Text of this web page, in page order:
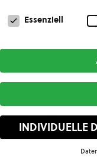
Bio-Info – Das
Grundlagen
Betrieb.
Essenziell
INDIVIDUELLE